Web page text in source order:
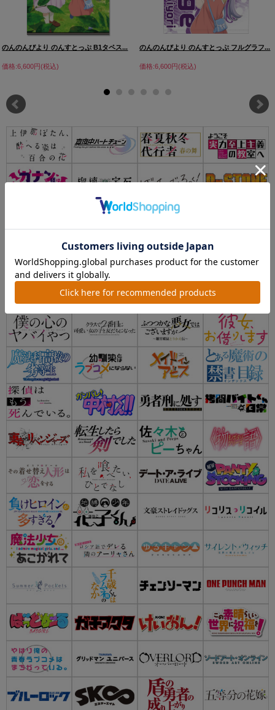
のんのんびより のんすとっぷ B1タペス...
価格:6,600円(税込)
のんのんびより のんすとっぷ フルグラフ...
価格:6,600円(税込)